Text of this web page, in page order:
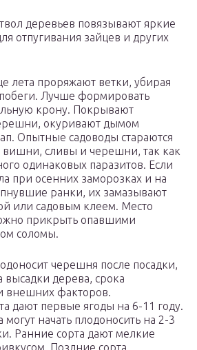
деревьев повязывают яркие
отпугивания зайцев и других
лета проряжают ветки, убирая
Лучше формировать
крону. Покрывают
окуривают дымом
Опытные садоводы стараются
вишни, сливы и черешни, так как
одинаковых паразитов. Если
при осенних заморозках и на
ранки, их замазывают
или садовым клеем. Место
прикрыть опавшими
соломы.
черешня после посадки,
высадки дерева, срока
внешних факторов.
дают первые ягоды на 6-11 году.
начать плодоносить на 2-3
Ранние сорта дают мелкие
Поздние сорта